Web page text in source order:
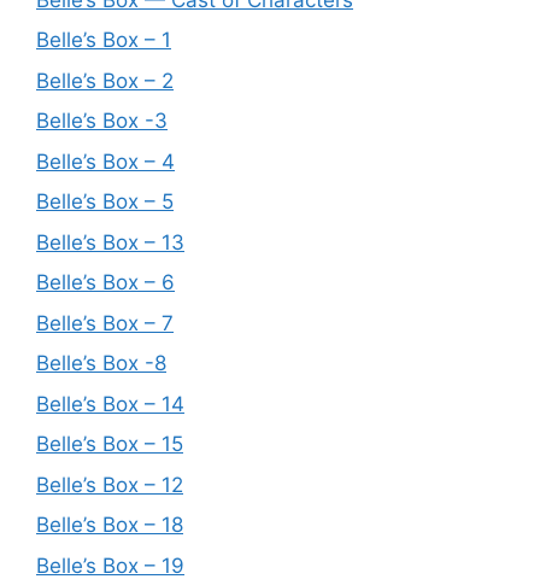
Belle’s Box – 1
Belle’s Box – 2
Belle’s Box -3
Belle’s Box – 4
Belle’s Box – 5
Belle’s Box – 13
Belle’s Box – 6
Belle’s Box – 7
Belle’s Box -8
Belle’s Box – 14
Belle’s Box – 15
Belle’s Box – 12
Belle’s Box – 18
Belle’s Box – 19